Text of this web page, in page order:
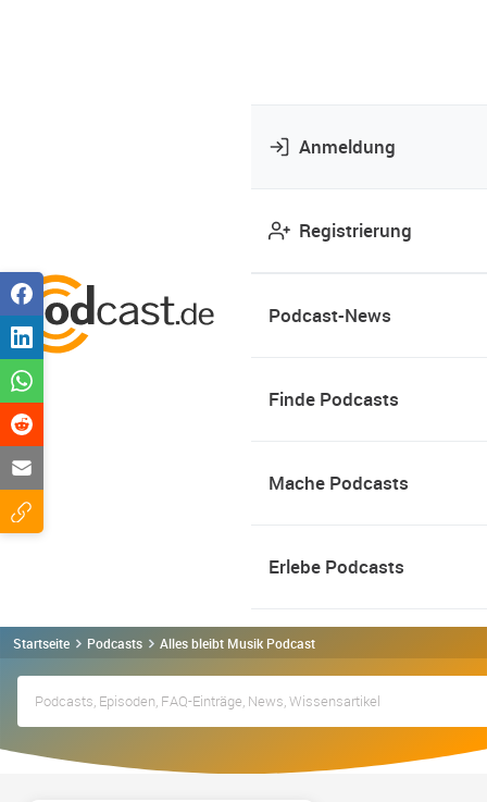
Anmeldung
Registrierung
Podcast-News
Finde Podcasts
Mache Podcasts
Erlebe Podcasts
Startseite Podcasts Alles bleibt Musik Podcast